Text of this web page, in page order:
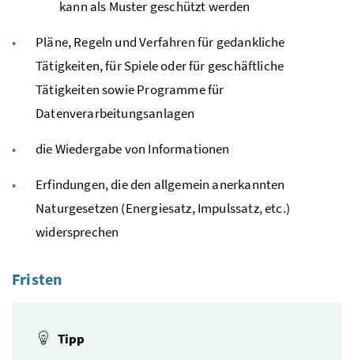
kann als Muster geschützt werden
Pläne, Regeln und Verfahren für gedankliche
Tätigkeiten, für Spiele oder für geschäftliche
Tätigkeiten sowie Programme für
Datenverarbeitungsanlagen
die Wiedergabe von Informationen
Erfindungen, die den allgemein anerkannten
Naturgesetzen (Energiesatz, Impulssatz, etc.)
widersprechen
Fristen
Tipp